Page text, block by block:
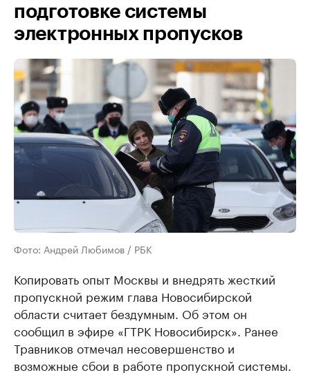
подготовке системы
электронных пропусков
Фото: Андрей Любимов / РБК
Копировать опыт Москвы и внедрять жесткий
пропускной режим глава Новосибирской
области считает бездумным. Об этом он
сообщил в эфире «ГТРК Новосибирск». Ранее
Травников отмечал несовершенство и
возможные сбои в работе пропускной системы.